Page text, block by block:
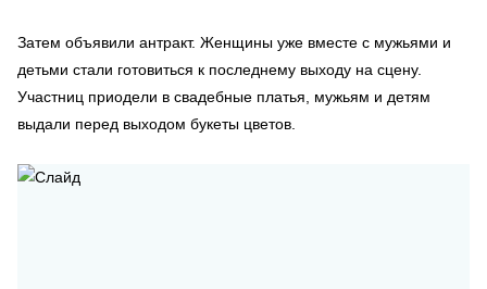
Затем объявили антракт. Женщины уже вместе с мужьями и
детьми стали готовиться к последнему выходу на сцену.
Участниц приодели в свадебные платья, мужьям и детям
выдали перед выходом букеты цветов.